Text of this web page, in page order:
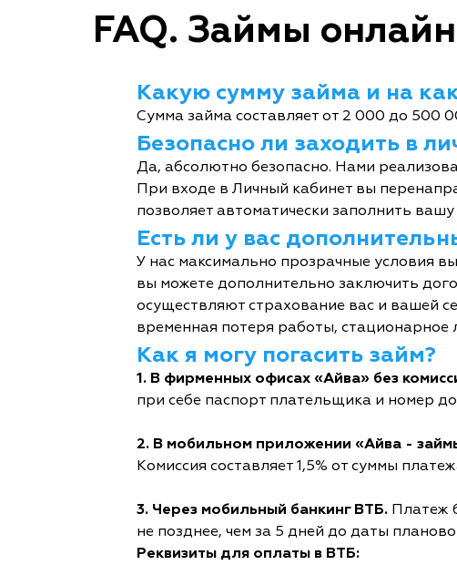
FAQ. Займы
Какую сумму займа и на
Сумма займа составляет от 2 000 до 500
Безопасно ли заходить в
Да, абсолютно безопасно. Нами
При входе в Личный кабинет вы
позволяет автоматически заполнить
Есть ли у вас
У нас максимально прозрачные условия
вы можете дополнительно заключить
осуществляют страхование вас и вашей
временная потеря работы, стационарное
Как я могу погасить займ?
1. В фирменных офисах «Айва» без
при себе паспорт плательщика и номер
2. В мобильном приложении «Айва -
Комиссия составляет 1,5% от суммы
3. Через мобильный банкинг ВТБ. Платеж
не позднее, чем за 5 дней до даты
Реквизиты для оплаты в ВТБ: